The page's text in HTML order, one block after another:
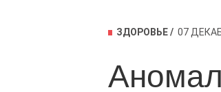
ЗДОРОВЬЕ 07